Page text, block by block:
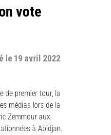
vote
le19 avril 2022
de premier tour, la
médias lors de la
Zemmour aux
à Abidjan.